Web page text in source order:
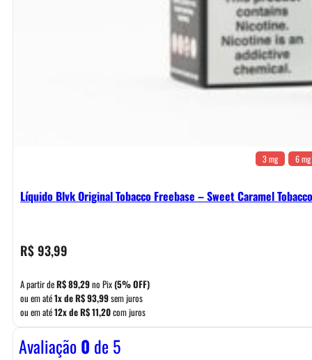
3 mg 6 mg
Líquido Blvk Original Tobacco Freebase – Sweet Caramel Tobacco
R$93,99
A partir deR$89,29no Pix(5% OFF)
ou em até1x deR$93,99sem juros
ou em até12x deR$11,20com juros
Avaliação0 de 5